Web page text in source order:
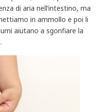
di aria nell’intestino, ma
in ammollo e poi li
aiutano a sgonfiare la